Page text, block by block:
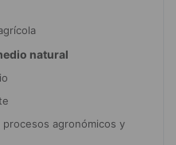
natural
agronómicos y